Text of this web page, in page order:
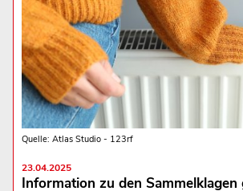
Quelle: Atlas Studio - 123rf
23.04.2025
Information zu den Sammelklagen